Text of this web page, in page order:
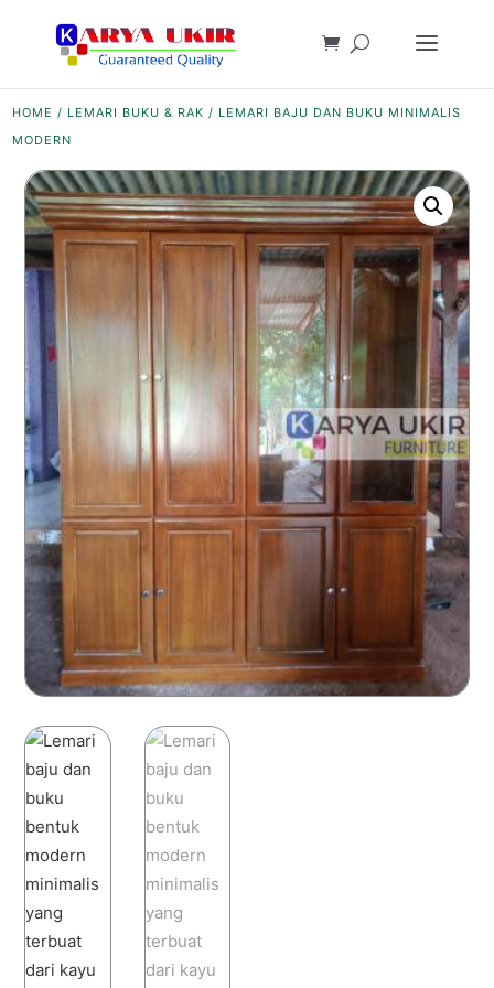
HOME / LEMARI BUKU & RAK / LEMARI BAJU DAN BUKU MINIMALIS
MODERN